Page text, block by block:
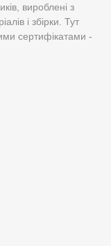
вироблені з
і збірки. Тут
сертифікатами -